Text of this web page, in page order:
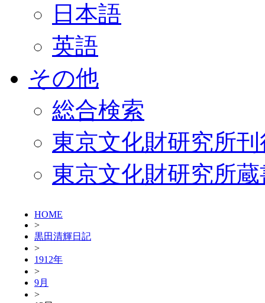
日本語
英語
その他
総合検索
東京文化財研究所
東京文化財研究所
HOME
>
黒田清輝日記
>
1912年
>
9月
>